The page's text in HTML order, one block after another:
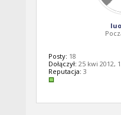
Posty: 18
Dołączył: 25 kwi 2012,
Reputacja: 3